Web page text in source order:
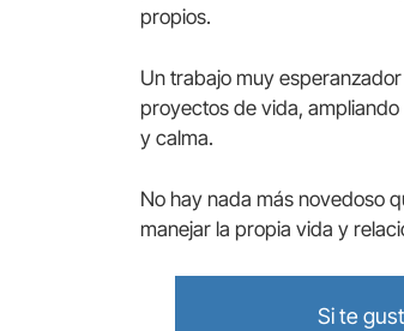
propios.
Un trabajo muy
proyectos de vida,
y calma.
No hay nada más novedoso
manejar la propia vida y
Si te